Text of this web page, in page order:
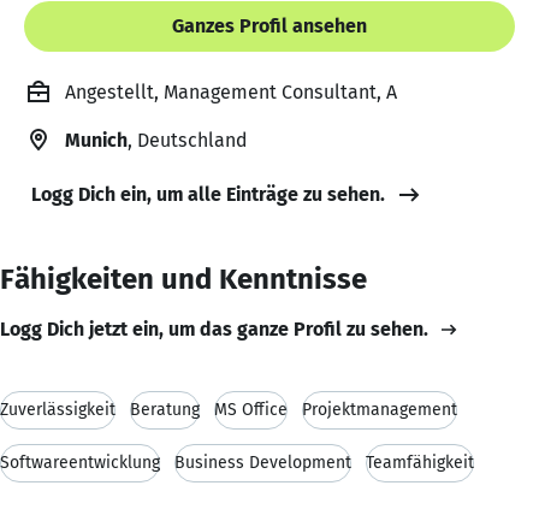
Ganzes Profil ansehen
Angestellt, Management Consultant, A
Munich, Deutschland
Logg Dich ein, um alle Einträge zu sehen.
Fähigkeiten und Kenntnisse
Logg Dich jetzt ein, um das ganze Profil zu sehen.
Zuverlässigkeit Beratung MS Office Projektmanagement
Softwareentwicklung Business Development Teamfähigkeit